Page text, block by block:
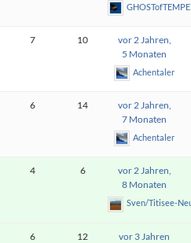
7 10
vor 2 Jahren,
5 Monaten
Achentaler
6 14
vor 2 Jahren,
7 Monaten
Achentaler
4 6
vor 2 Jahren,
8 Monaten
Sven/Titisee-
6 12 vor 3 Jahren